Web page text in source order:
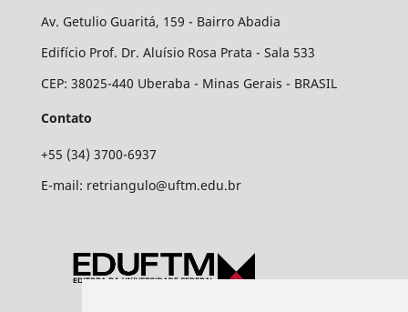
Av. Getulio Guaritá, 159 - Bairro Abadia
Edifício Prof. Dr. Aluísio Rosa Prata - Sala 533
CEP: 38025-440 Uberaba - Minas Gerais - BRASIL
Contato
+55 (34) 3700-6937
E-mail: retriangulo@uftm.edu.br